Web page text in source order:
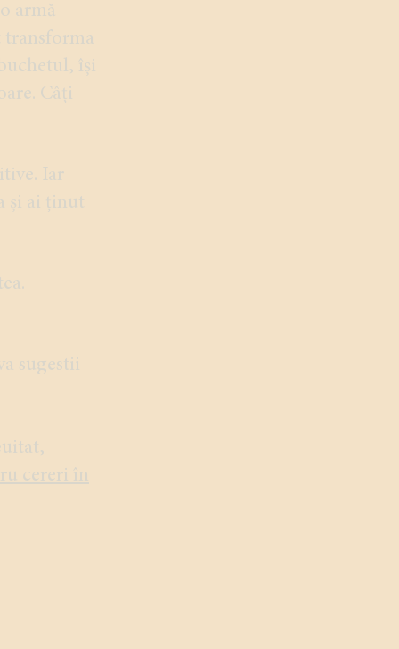
armă
transforma
își
Câți
Iar
și ai ținut
sugestii
cereri în